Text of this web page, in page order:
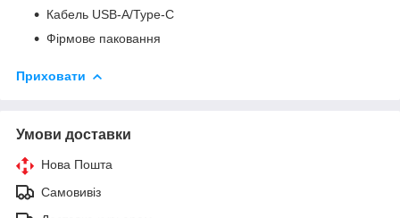
Кабель USB-A/Type-C
Фірмове паковання
Приховати
Умови доставки
Нова Пошта
Самовивіз